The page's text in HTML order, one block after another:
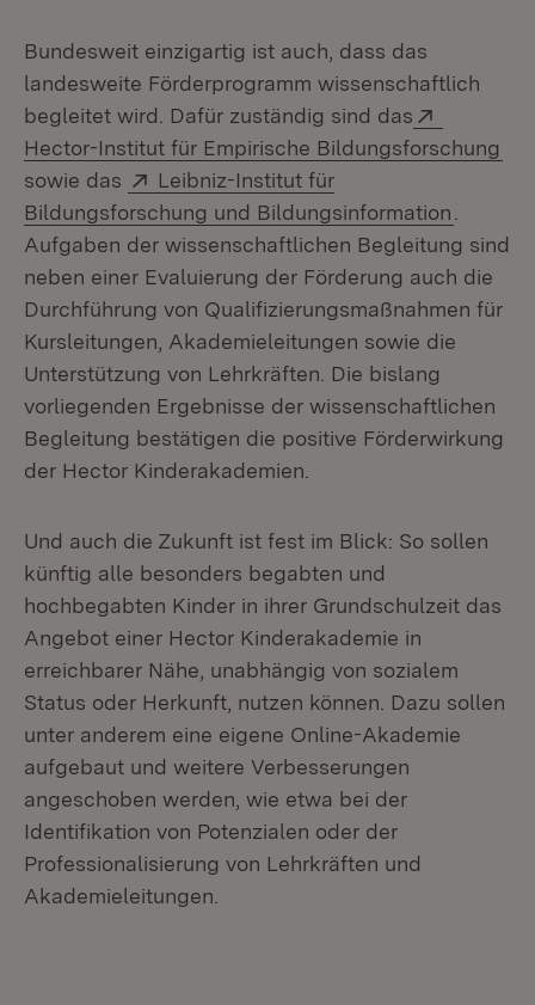
Bundesweit einzigartig ist auch, dass das
landesweite Förderprogramm wissenschaftlich
begleitet wird. Dafür zuständig sind das
Hector-Institut für Empirische Bildungsforschung
sowie das
Extern:
Leibniz-Institut für
Bildungsforschung und Bildungsinformation
Aufgaben der wissenschaftlichen Begleitung sind
neben einer Evaluierung der Förderung auch die
Durchführung von Qualifizierungsmaßnahmen für
Kursleitungen, Akademieleitungen sowie die
Unterstützung von Lehrkräften. Die bislang
vorliegenden Ergebnisse der wissenschaftlichen
Begleitung bestätigen die positive Förderwirkung
der Hector Kinderakademien.
Und auch die Zukunft ist fest im Blick: So sollen
künftig alle besonders begabten und
hochbegabten Kinder in ihrer Grundschulzeit das
Angebot einer Hector Kinderakademie in
erreichbarer Nähe, unabhängig von sozialem
Status oder Herkunft, nutzen können. Dazu sollen
unter anderem eine eigene Online-Akademie
aufgebaut und weitere Verbesserungen
angeschoben werden, wie etwa bei der
Identifikation von Potenzialen oder der
Professionalisierung von Lehrkräften und
Akademieleitungen.